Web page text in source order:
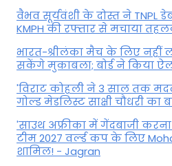
वैभव सूर्यवंशी के दोस्त ने TNPL
KMPH की रफ्तार से मचाया
भारत-श्रीलंका मैच के लिए नहीं
सकेंगे मुकाबला; बोर्ड ने किया
'विराट कोहली ने 3 साल तक
गोल्ड मेडलिस्ट साक्षी चौधरी का
'साउथ अफ्रीका में गेंदबाजी
टीम 2027 वर्ल्‍ड कप के लिए
शामिल! - Jagran